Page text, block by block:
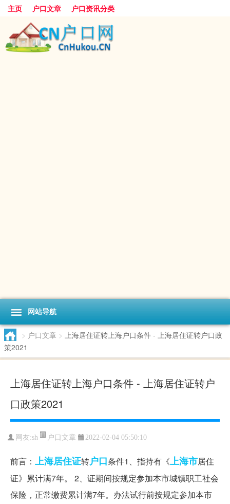
主页 户口文章 户口资讯分类
网站导航
> 户口文章 > 上海居住证转上海户口条件 - 上海居住证转户口政
策2021
上海居住证转上海户口条件 - 上海居住证转户
口政策2021
网友:sh 户口文章 2022-02-04 05:50:10
前言： 上海居住证转户口条件1、指持有《上海市居住
证》累计满7年。 2、证期间按规定参加本市城镇职工社会
保险，正常缴费累计满7年。办法试行前按规定参加本市